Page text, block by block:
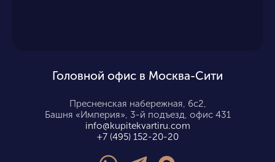
Головной офис в Москва-Сити
Пресненская набережная, 6с2,
Башня «Империя», 3-й подъезд, офис 431
info@kupitekvartiru.com
+7 (495) 152-20-20